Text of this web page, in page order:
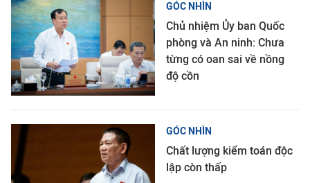
GÓC NHÌN
Chủ nhiệm Ủy ban Quốc
phòng và An ninh: Chưa
từng có oan sai về nồng
độ cồn
GÓC NHÌN
Chất lượng kiểm toán độc
lập còn thấp